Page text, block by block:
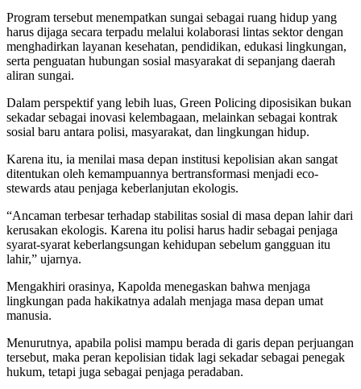
Program tersebut menempatkan sungai sebagai ruang hidup yang
harus dijaga secara terpadu melalui kolaborasi lintas sektor dengan
menghadirkan layanan kesehatan, pendidikan, edukasi lingkungan,
serta penguatan hubungan sosial masyarakat di sepanjang daerah
aliran sungai.
Dalam perspektif yang lebih luas, Green Policing diposisikan bukan
sekadar sebagai inovasi kelembagaan, melainkan sebagai kontrak
sosial baru antara polisi, masyarakat, dan lingkungan hidup.
Karena itu, ia menilai masa depan institusi kepolisian akan sangat
ditentukan oleh kemampuannya bertransformasi menjadi eco-
stewards atau penjaga keberlanjutan ekologis.
“Ancaman terbesar terhadap stabilitas sosial di masa depan lahir dari
kerusakan ekologis. Karena itu polisi harus hadir sebagai penjaga
syarat-syarat keberlangsungan kehidupan sebelum gangguan itu
lahir,” ujarnya.
Mengakhiri orasinya, Kapolda menegaskan bahwa menjaga
lingkungan pada hakikatnya adalah menjaga masa depan umat
manusia.
Menurutnya, apabila polisi mampu berada di garis depan perjuangan
tersebut, maka peran kepolisian tidak lagi sekadar sebagai penegak
hukum, tetapi juga sebagai penjaga peradaban.